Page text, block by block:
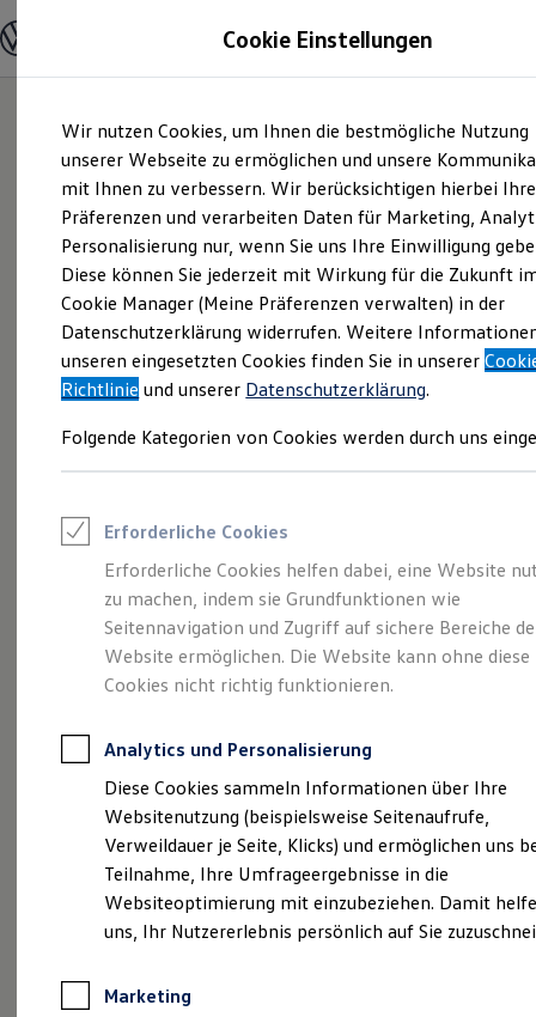
Hauptinhalt
springen
Footer
springen
Modelle und Konfigurator
Modelle vergleichen
Elektroautos
ENERGY Sondermodelle
Nutzfahrzeuge
SUV und CUV
Familienautos
Kombis
Kompaktwagen
Sportwagen
Schnell verfügbare Fahrzeuge
Angebote und Produkte
Aktuelle Angebote
E-Auto-Förderung
Volkswagen Marktplatz
Junge Gebrauchtwagen und Gebrauchtwagen
Saisonangebote
Leasing
Leasing-Angebote
Gebrauchtwagen Leasing
Junge Gebrauchtwagen-Leasing
Elektroauto Leasing
Kleinwagen-Leasing
Leasing ohne Anzahlung
Autokredit mit Schlussrate
Versicherungen und Garantien
Kfz-Versicherung
Restschuldversicherungen
Garantien
Wartungsverträge
Geschäftskunden
Professional Class bei Volkswagen
Großkunden
Behörden
Anpfiff zum Gewinn
Ihr Begleiter für Alltag
und Freizeit. Der T-
Cross.
Cookie Einstellungen
Wir nutzen Cookies, um Ihnen die bestmögliche Nutzung
unserer Webseite zu ermöglichen und unsere
mit Ihnen zu verbessern. Wir berücksichtigen hierbei Ihre
Präferenzen und verarbeiten Daten für Marketing,
Personalisierung nur, wenn Sie uns Ihre Einwilligung
Diese können Sie jederzeit mit Wirkung für die Zukunft
Cookie Manager (Meine Präferenzen verwalten) in der
Datenschutzerklärung widerrufen. Weitere
unseren eingesetzten Cookies finden Sie in unserer
Richtlinie und unserer Datenschutzerklärung.
Folgende Kategorien von Cookies werden durch uns
Erforderliche Cookies
Erforderliche Cookies helfen dabei, eine Website
zu machen, indem sie Grundfunktionen wie
Seitennavigation und Zugriff auf sichere Bereiche
Website ermöglichen. Die Website kann ohne diese
Cookies nicht richtig funktionieren.
Analytics und Personalisierung
Diese Cookies sammeln Informationen über Ihre
Websitenutzung (beispielsweise Seitenaufrufe,
Verweildauer je Seite, Klicks) und ermöglichen uns
Teilnahme, Ihre Umfrageergebnisse in die
Websiteoptimierung mit einzubeziehen. Damit
uns, Ihr Nutzererlebnis persönlich auf Sie
Marketing